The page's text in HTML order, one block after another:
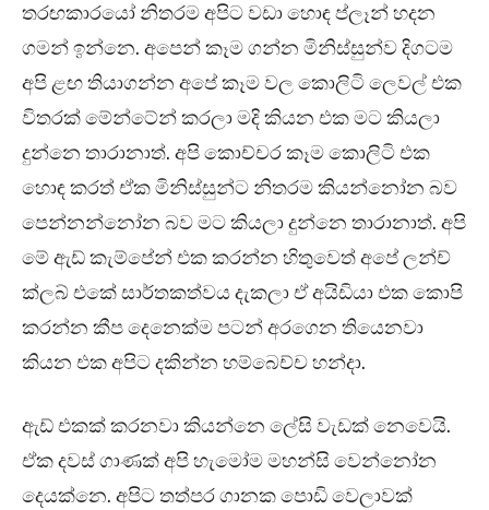
තරඟකාරයෝ නිතරම අපිට වඩා හොඳ ප්ලෑන් හදන
ගමන් ඉන්නෙ. අපෙන් කෑම ගන්න මිනිස්සුන්ව දිගටම
අපි ළඟ තියාගන්න අපේ කෑම වල කොලිටි ලෙවල් එක
විතරක් මේන්ටේන් කරලා මදි කියන එක මට කියලා
දුන්නෙ තාරානාත්. අපි කොච්චර කෑම කොලිටි එක
හොඳ කරත් ඒක මිනිස්සුන්ට නිතරම කියන්නෝන බව
පෙන්නන්නෝන බව මට කියලා දුන්නෙ තාරානාත්. අපි
මේ ඇඩ් කැම්පේන් එක කරන්න හිතුවෙත් අපේ ලන්ච්
ක්ලබ් එකේ සාර්තකත්වය දැකලා ඒ අයිඩියා එක කොපි
කරන්න කීප දෙනෙක්ම පටන් අරගෙන තියෙනවා
කියන එක අපිට දකින්න හම්බෙච්ච හන්දා.
ඇඩ් එකක් කරනවා කියන්නෙ ලේසි වැඩක් නෙවෙයි.
ඒක දවස් ගාණක් අපි හැමෝම මහන්සි වෙන්නෝන
දෙයක්නෙ. අපිට තත්පර ගානක පොඩි වෙලාවක්